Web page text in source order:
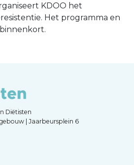
KDOO het
Het programma en
Diëtisten
| Jaarbeursplein 6